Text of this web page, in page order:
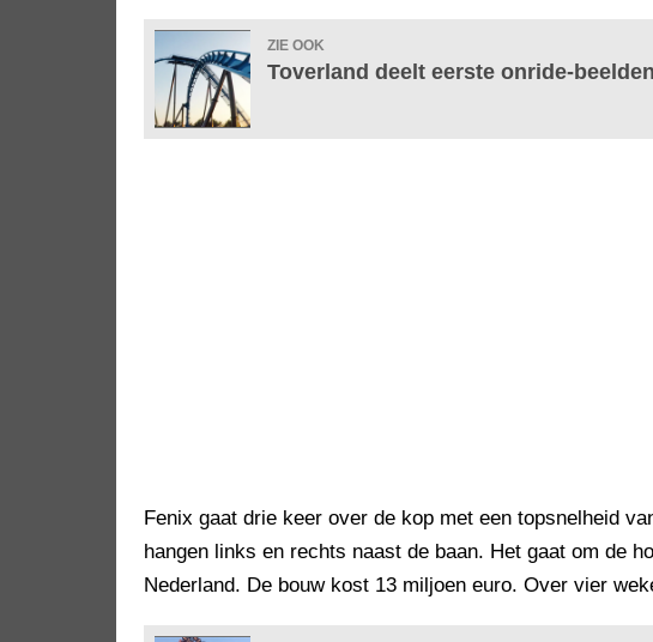
ZIE OOK
Toverland deelt eerste onride-
Fenix gaat drie keer over de kop met een topsnelheid
hangen links en rechts naast de baan. Het gaat om de
Nederland. De bouw kost 13 miljoen euro. Over vier